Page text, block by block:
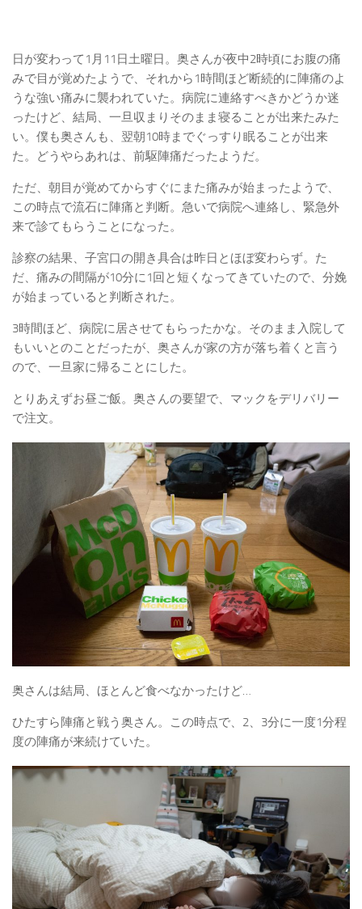
日が変わって1月11日土曜日。奥さんが夜中2時頃にお腹の痛
みで目が覚めたようで、それから1時間ほど断続的に陣痛のよ
うな強い痛みに襲われていた。病院に連絡すべきかどうか迷
ったけど、結局、一旦収まりそのまま寝ることが出来たみた
い。僕も奥さんも、翌朝10時までぐっすり眠ることが出来
た。どうやらあれは、前駆陣痛だったようだ。
ただ、朝目が覚めてからすぐにまた痛みが始まったようで、
この時点で流石に陣痛と判断。急いで病院へ連絡し、緊急外
来で診てもらうことになった。
診察の結果、子宮口の開き具合は昨日とほぼ変わらず。た
だ、痛みの間隔が10分に1回と短くなってきていたので、分娩
が始まっていると判断された。
3時間ほど、病院に居させてもらったかな。そのまま入院して
もいいとのことだったが、奥さんが家の方が落ち着くと言う
ので、一旦家に帰ることにした。
とりあえずお昼ご飯。奥さんの要望で、マックをデリバリー
で注文。
奥さんは結局、ほとんど食べなかったけど…
ひたすら陣痛と戦う奥さん。この時点で、2、3分に一度1分程
度の陣痛が来続けていた。